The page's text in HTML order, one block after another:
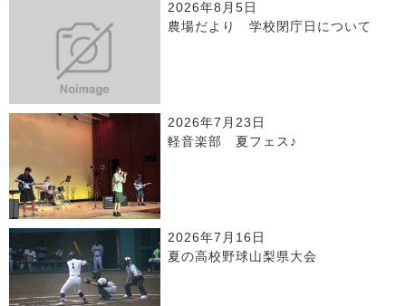
2026年8月5日
農場だより 学校閉庁日について
2026年7月23日
軽音楽部 夏フェス♪
2026年7月16日
夏の高校野球山梨県大会